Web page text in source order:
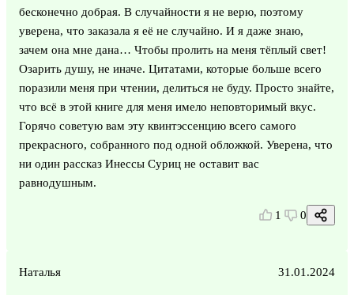
бесконечно добрая. В случайности я не верю, поэтому
уверена, что заказала я её не случайно. И я даже знаю,
зачем она мне дана… Чтобы пролить на меня тёплый свет!
Озарить душу, не иначе. Цитатами, которые больше всего
поразили меня при чтении, делиться не буду. Просто знайте,
что всё в этой книге для меня имело неповторимый вкус.
Горячо советую вам эту квинтэссенцию всего самого
прекрасного, собранного под одной обложкой. Уверена, что
ни один рассказ Инессы Суриц не оставит вас
равнодушным.
1 0
Наталья 31.01.2024